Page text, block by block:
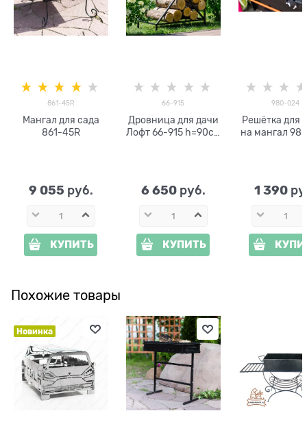
861-45R
Мангал для сада
861-45R
9 055 руб.
КУПИТЬ
66-915
Дровница для дачи
Лофт 66-915 h=90см
6 650 руб.
КУПИТЬ
980-024
Решётка для
на мангал
1 390
Похожие товары
Новинка